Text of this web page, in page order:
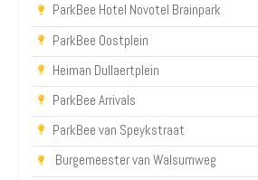
ParkBee Hotel Novotel Brainpark
ParkBee Oostplein
Heiman Dullaertplein
ParkBee Arrivals
ParkBee van Speykstraat
Burgemeester van Walsumweg